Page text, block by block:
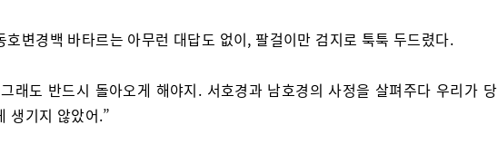
호변경백 바타르는 아무런 대답도 없이, 팔걸이만 검지로 툭툭 두드렸다.
래도 반드시 돌아오게 해야지. 서호경과 남호경의 사정을 살펴주다 우리가 당
생기지 않았어.”